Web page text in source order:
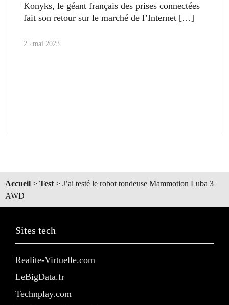
Konyks, le géant français des prises connectées
fait son retour sur le marché de l’Internet
25 mai 2023
Accueil > Test> J’ai testé le robot tondeuse Mammotion Luba 3
AWD
Sites tech
Realite-Virtuelle.com
LeBigData.fr
Technplay.com